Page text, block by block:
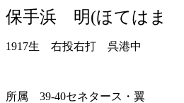
保手浜 明(ほてはま
1917生 右投右打 呉港中
所属 39-40セネタース・翼